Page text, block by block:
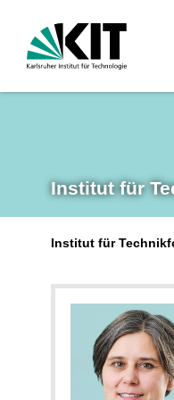
Institut für
Institut für